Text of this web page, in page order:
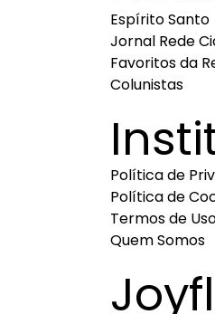
Espírito Santo
Jornal Rede
Favoritos da
Colunistas
Política de
Política de
Termos de
Quem Somos